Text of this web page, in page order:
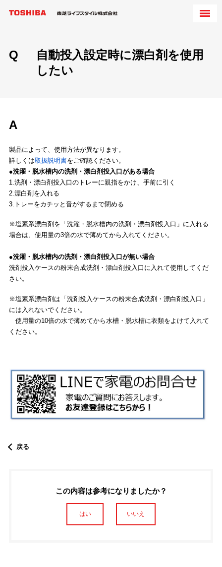
Q
自動投入設定時に漂白剤を使用
したい
A
製品によって、使用方法が異なります。
詳しくは取扱説明書をご確認ください。
●洗濯・脱水槽内の洗剤・漂白剤投入口がある場合
1.洗剤・漂白剤投入口のトレーに親指をかけ、手前に引く
2.漂白剤を入れる
3.トレーをカチッと音がするまで閉める
※塩素系漂白剤を「洗濯・脱水槽内の洗剤・漂白剤投入口」に入れる
場合は、使用量の3倍の水で薄めてから入れてください。
●洗濯・脱水槽内の洗剤・漂白剤投入口が無い場合
洗剤投入ケースの粉末合成洗剤・漂白剤投入口に入れて使用してくだ
さい。
※塩素系漂白剤は「洗剤投入ケースの粉末合成洗剤・漂白剤投入口」
には入れないでください。
使用量の10倍の水で薄めてから水槽・脱水槽に衣類をよけて入れて
ください。
戻る
この内容は参考になりましたか？
はい いいえ